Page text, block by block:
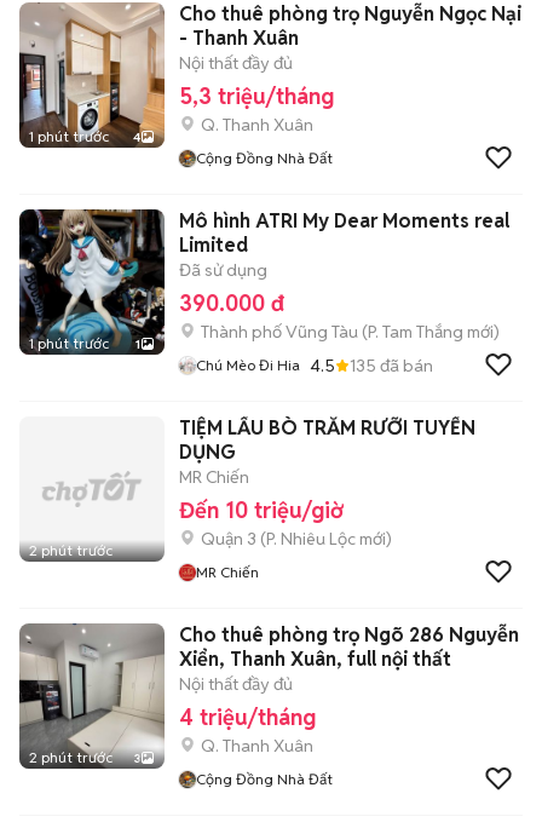
1 phút trước 4
Cho thuê phòng trọ Nguyễn Ngọc Nại
- Thanh Xuân
Nội thất đầy đủ
5,3 triệu/tháng
Q. Thanh Xuân
Cộng Đồng Nhà Đất
1 phút trước 1
Mô hình ATRI My Dear Moments real
Limited
Đã sử dụng
390.000 đ
Thành phố Vũng Tàu (P. Tam Thắng mới)
Chú Mèo Đi Hia 4.5 135 đã bán
2 phút trước
TIỆM LẨU BÒ TRĂM RƯỠI TUYỂN
DỤNG
MR Chiến
Đến 10 triệu/giờ
Quận 3 (P. Nhiêu Lộc mới)
MR Chiến
2 phút trước 3
Cho thuê phòng trọ Ngõ 286 Nguyễn
Xiển, Thanh Xuân, full nội thất
Nội thất đầy đủ
4 triệu/tháng
Q. Thanh Xuân
Cộng Đồng Nhà Đất